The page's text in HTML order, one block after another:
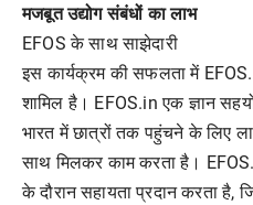
मजबूत उद्योग संबंधों का लाभ
EFOS के साथ साझेदारी
इस कार्यक्रम की सफलता में
शामिल है। EFOS.in एक ज्ञान
भारत में छात्रों तक पहुंचने के लिए
साथ मिलकर काम करता है।
के दौरान सहायता प्रदान करता है,